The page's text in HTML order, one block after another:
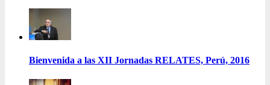
Bienvenida a las XII Jornadas RELATES, Perú, 2016